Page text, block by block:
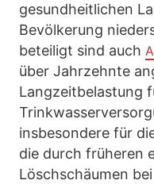
gesundheitlichen
Bevölkerung
beteiligt sind auch
über Jahrzehnte
Langzeitbelastung
insbesondere für
die durch früheren
Löschschäumen